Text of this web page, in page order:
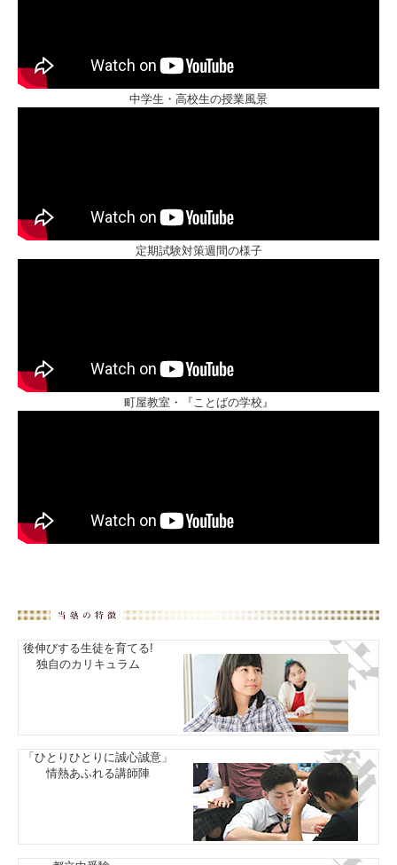
中学生・高校生の授業風景
定期試験対策週間の様子
町屋教室・『ことばの学校』
後伸びする生徒を育てる!
独自のカリキュラム
「ひとりひとりに誠心誠意」
情熱あふれる講師陣